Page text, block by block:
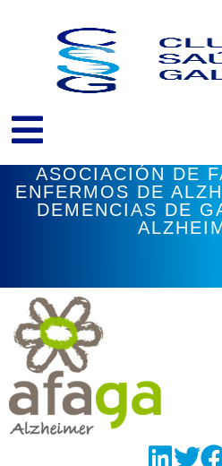
contenido
ASOCIACIÓN DE
ENFERMOS DE
DEMENCIAS DE